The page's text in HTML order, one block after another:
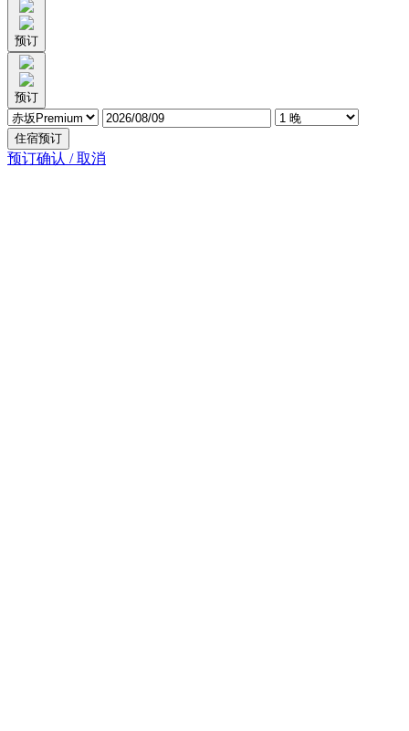
预订
预订
住宿预订
预订确认 / 取消